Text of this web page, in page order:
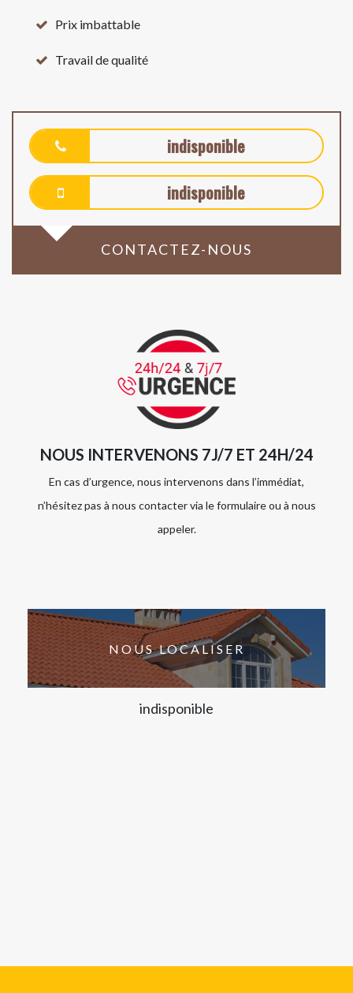
Prix imbattable
Travail de qualité
indisponible
indisponible
CONTACTEZ-NOUS
NOUS INTERVENONS 7J/7 ET 24H/24
En cas d’urgence, nous intervenons dans l’immédiat,
n’hésitez pas à nous contacter via le formulaire ou à nous
appeler.
NOUS LOCALISER
indisponible